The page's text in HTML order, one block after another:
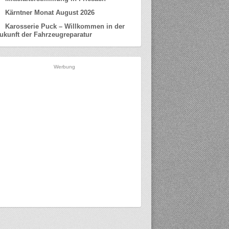
Kärntner Monat August 2026
Karosserie Puck – Willkommen in der
der Fahrzeugreparatur
Werbung